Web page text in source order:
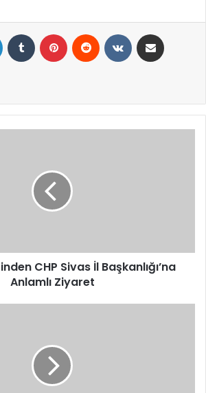
LinkedIn Tumblr Pinterest Reddit VKontakte
CHP Sivas İl Başkanlığı’na
Anlamlı Ziyaret